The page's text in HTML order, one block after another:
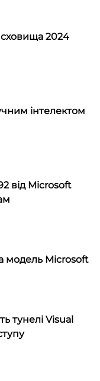
сховища 2024
інтелектом
від Microsoft
модель Microsoft
тунелі Visual